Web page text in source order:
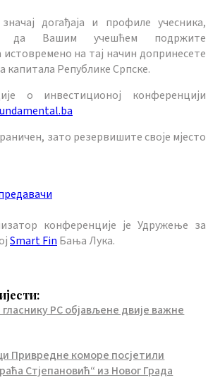
догађаја и профиле учесника,
да Вашим учешћем подржите
на тај начин допринесете
капитала Републике Српске.
о инвестиционој конференцији
зато резервишите своје мјесто
конференције је Удружење за
Smart Fin Бања Лука.
РС објављене двије важне
Привредне коморе посјетили
Стјепановић“ из Новог Града